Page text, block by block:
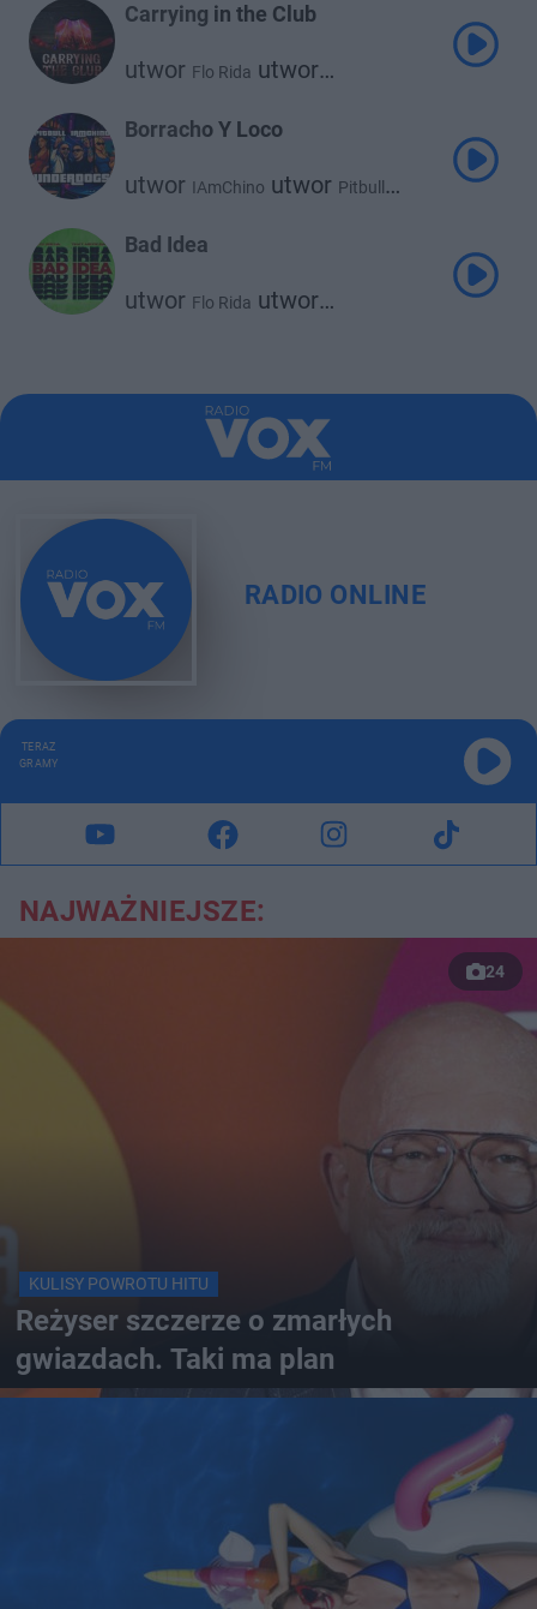
Carrying in the Club
utwor Flo Rida utwor
Borracho Y Loco
utwor IAmChino utwor Pitbull
Bad Idea
utwor Flo Rida utwor
RADIO ONLINE
TERAZ
GRAMY
NAJWAŻNIEJSZE:
24
KULISY POWROTU HITU
Reżyser szczerze o zmarłych
gwiazdach. Taki ma plan